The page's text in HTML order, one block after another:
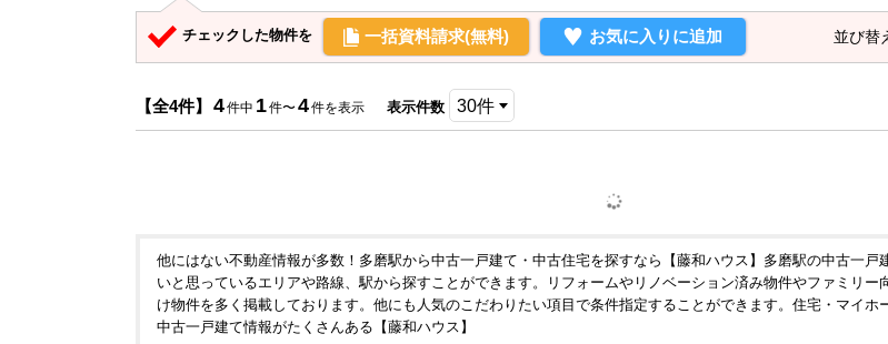
チェックした物件を 一括資料請求(無料) お気に入りに追加 並び替
【全4件】 4件中 1件〜4件を表示 表示件数
他にはない不動産情報が多数！多磨駅から中古一戸建て・中古住宅を探すなら【藤和ハウス】多磨駅の中古一戸
いと思っているエリアや路線、駅から探すことができます。リフォームやリノベーション済み物件やファミリー
け物件を多く掲載しております。他にも人気のこだわりたい項目で条件指定することができます。住宅・マイホ
中古一戸建て情報がたくさんある【藤和ハウス】